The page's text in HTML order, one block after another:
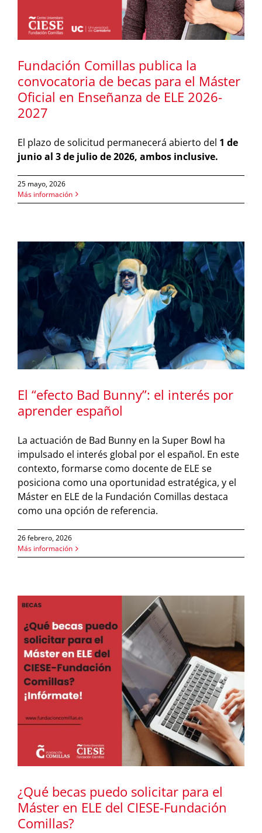
Fundación Comillas publica la
convocatoria de becas para el Máster
Oficial en Enseñanza de ELE 2026-
2027
El plazo de solicitud permanecerá abierto del 1 de
junio al 3 de julio de 2026, ambos inclusive.
25 mayo, 2026
Más información
El “efecto Bad Bunny”: el interés por
aprender español
La actuación de Bad Bunny en la Super Bowl ha
impulsado el interés global por el español. En este
contexto, formarse como docente de ELE se
posiciona como una oportunidad estratégica, y el
Máster en ELE de la Fundación Comillas destaca
como una opción de referencia.
26 febrero, 2026
Más información
¿Qué becas puedo solicitar para el
Máster en ELE del CIESE-Fundación
Comillas?